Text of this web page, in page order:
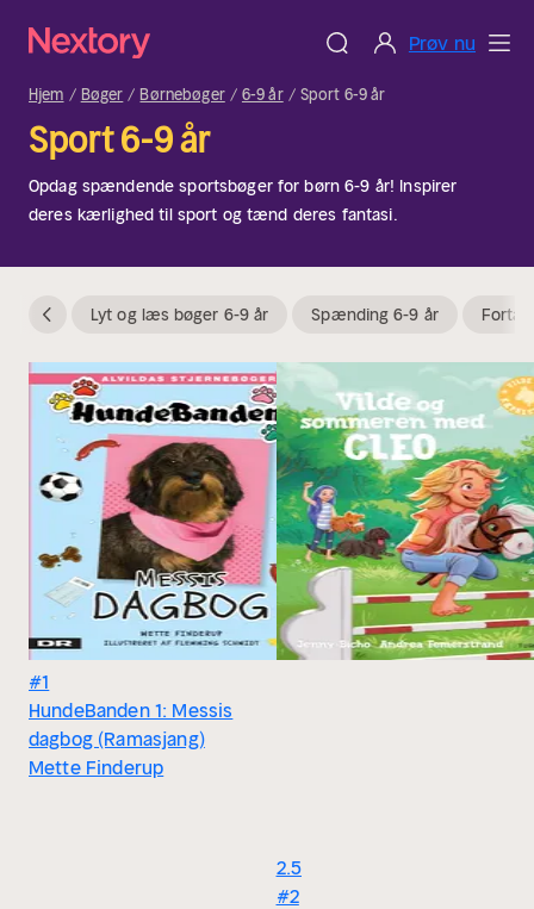
Prøv nu
Hjem Bøger Børnebøger 6-9 år Sport 6-9 år
Sport 6-9 år
Opdag spændende sportsbøger for børn 6-9 år! Inspirer
deres kærlighed til sport og tænd deres fantasi.
Lyt og læs bøger 6-9 år Spænding 6-9 år
#1
HundeBanden 1: Messis
dagbog (Ramasjang)
Mette Finderup
2.5
#2